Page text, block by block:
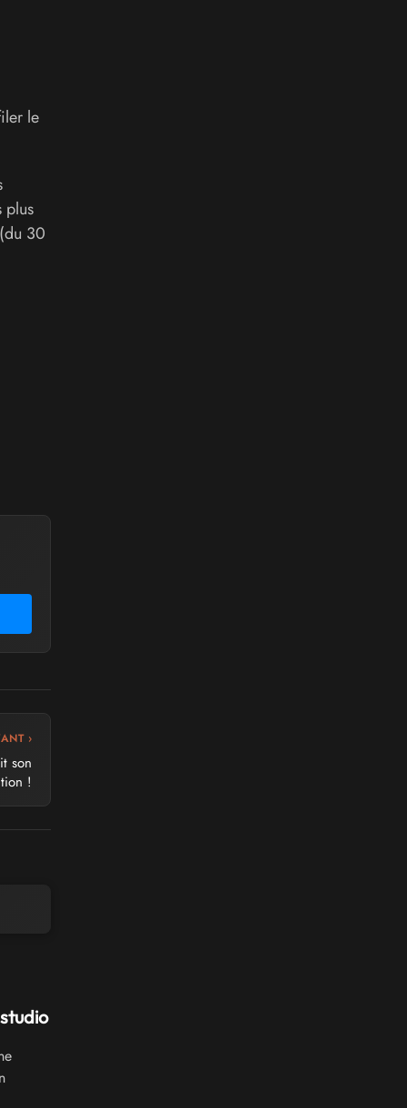
le
plus
30
›
son
!